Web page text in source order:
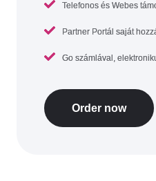
Telefonos és Webes
Partner Portál saját
Go számlával,
Order now